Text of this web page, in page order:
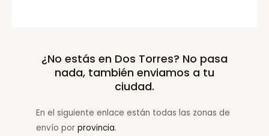
¿No estás en Dos Torres? No pasa
nada, también enviamos a tu
ciudad.
En el siguiente enlace están todas las zonas de
envío por provincia.